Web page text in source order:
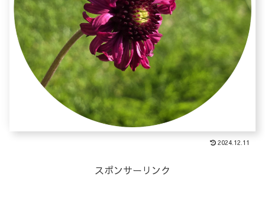
2024.12.11
スポンサーリンク